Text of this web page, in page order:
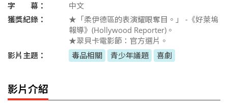
字 幕：
中文
獲獎紀錄：
★「柔伊德區的表演耀眼奪目。」 -《好萊塢
報導》(Hollywood Reporter)。
★翠貝卡電影節：官方選片。
影片主題：
毒品相關 青少年議題 喜劇
影片介紹